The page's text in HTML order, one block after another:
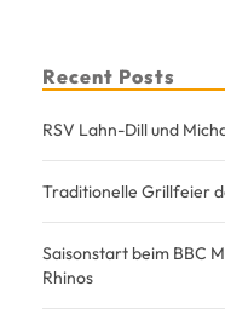
Recent Posts
RSV Lahn-Dill und
Traditionelle Grillfeier
Saisonstart beim BBC
Rhinos